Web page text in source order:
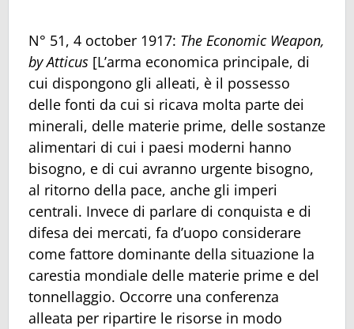
N° 51, 4 october 1917: The Economic Weapon,
by Atticus [L’arma economica principale, di
cui dispongono gli alleati, è il possesso
delle fonti da cui si ricava molta parte dei
minerali, delle materie prime, delle sostanze
alimentari di cui i paesi moderni hanno
bisogno, e di cui avranno urgente bisogno,
al ritorno della pace, anche gli imperi
centrali. Invece di parlare di conquista e di
difesa dei mercati, fa d’uopo considerare
come fattore dominante della situazione la
carestia mondiale delle materie prime e del
tonnellaggio. Occorre una conferenza
alleata per ripartire le risorse in modo